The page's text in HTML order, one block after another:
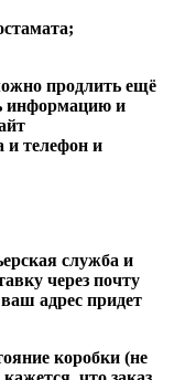
продлить ещё
информацию и
и телефон и
служба и
через почту
адрес придет
коробки (не